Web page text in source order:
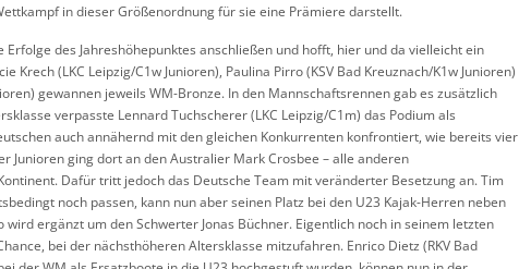
in dieser Größenordnung für sie eine Prämiere darstellt.
des Jahreshöhepunktes anschließen und hofft, hier und da vielleicht ein
Krech (LKC Leipzig/C1w Junioren), Paulina Pirro (KSV Bad Kreuznach/K1w Junioren)
gewannen jeweils WM-Bronze. In den Mannschaftsrennen gab es zusätzlich
verpasste Lennard Tuchscherer (LKC Leipzig/C1m) das Podium als
auch annähernd mit den gleichen Konkurrenten konfrontiert, wie bereits vier
Junioren ging dort an den Australier Mark Crosbee – alle anderen
Dafür tritt jedoch das Deutsche Team mit veränderter Besetzung an. Tim
noch passen, kann nun aber seinen Platz bei den U23 Kajak-Herren neben
wird ergänzt um den Schwerter Jonas Büchner. Eigentlich noch in seinem letzten
bei der nächsthöheren Altersklasse mitzufahren. Enrico Dietz (RKV Bad